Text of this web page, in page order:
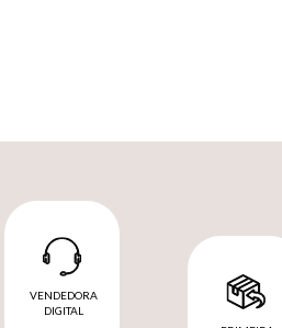
VENDEDORA
DIGITAL